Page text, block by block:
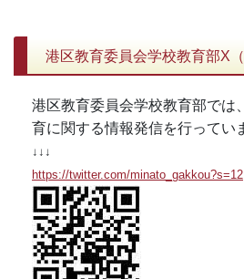
港区教育委員会学校教育部X（
港区教育委員会学校教育部では
育に関する情報発信を行ってい
↓↓↓
https://twitter.com/minato_gakkou?s=12